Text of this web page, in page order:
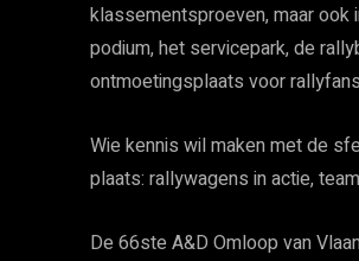
klassementsproeven, maar ook
podium, het servicepark, de
ontmoetingsplaats voor
Wie kennis wil maken met de
plaats: rallywagens in actie,
De 66ste A&D Omloop van